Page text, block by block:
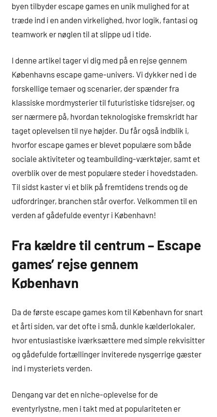
byen tilbyder escape games en unik mulighed for at
træde ind i en anden virkelighed, hvor logik, fantasi og
teamwork er nøglen til at slippe ud i tide.
I denne artikel tager vi dig med på en rejse gennem
Københavns escape game-univers. Vi dykker ned i de
forskellige temaer og scenarier, der spænder fra
klassiske mordmysterier til futuristiske tidsrejser, og
ser nærmere på, hvordan teknologiske fremskridt har
taget oplevelsen til nye højder. Du får også indblik i,
hvorfor escape games er blevet populære som både
sociale aktiviteter og teambuilding-værktøjer, samt et
overblik over de mest populære steder i hovedstaden.
Til sidst kaster vi et blik på fremtidens trends og de
udfordringer, branchen står overfor. Velkommen til en
verden af gådefulde eventyr i København!
Fra kældre til centrum – Escape
games’ rejse gennem
København
Da de første escape games kom til København for snart
et årti siden, var det ofte i små, dunkle kælderlokaler,
hvor entusiastiske iværksættere med simple rekvisitter
og gådefulde fortællinger inviterede nysgerrige gæster
ind i mysteriets verden.
Dengang var det en niche-oplevelse for de
eventyrlystne, men i takt med at populariteten er